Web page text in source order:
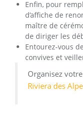
Enfin, pour
d’affiche de
maître de
de diriger les
Entourez-vous
convives et
Organisez
Riviera des